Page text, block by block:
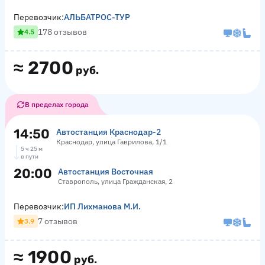
≈ 2700 руб.
Перевозчик:АЛЬБАТРОС-ТУР
4.5 178 отзывов
В пределах города
14:50 Автостанция Краснодар-2
Краснодар, улица Гаврилова, 1/1
5 ч 25 м
в пути
20:00 Автостанция Восточная
Ставрополь, улица Гражданская, 2
≈ 1900 руб.
Перевозчик:ИП Лихманова М.И.
3.9 7 отзывов